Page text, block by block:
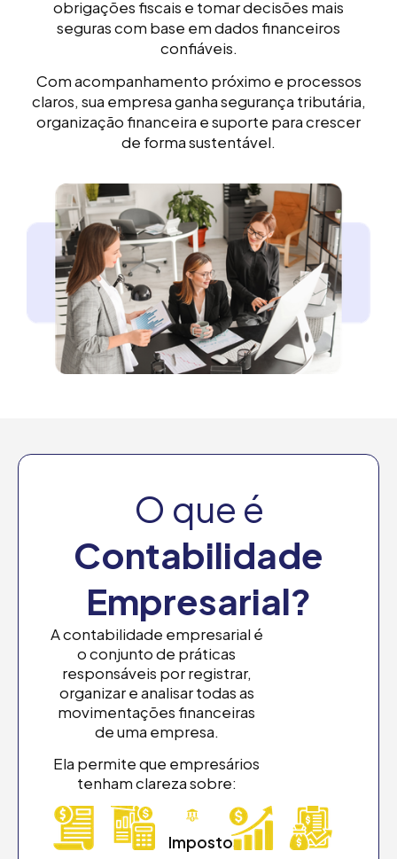
obrigações fiscais e tomar decisões mais
seguras com base em dados financeiros
confiáveis.
Com acompanhamento próximo e processos
claros, sua empresa ganha segurança tributária,
organização financeira e suporte para crescer
de forma sustentável.
O que é
Contabilidade
Empresarial?
A contabilidade empresarial é
o conjunto de práticas
responsáveis por registrar,
organizar e analisar todas as
movimentações financeiras
de uma empresa.
Ela permite que empresários
tenham clareza sobre:
Impostos